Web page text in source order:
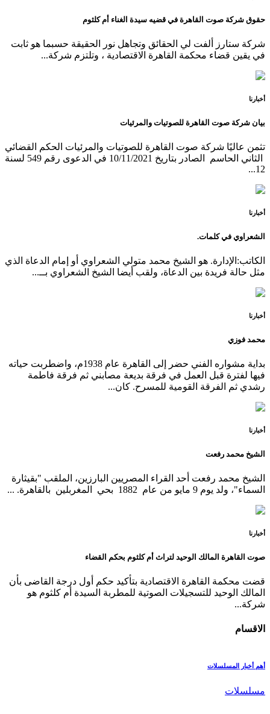
حقوق شركة صوت القاهرة في قضيه سيدة الغناء أم كلثوم
شركة ستارز ألفت لي الحقائق وتجاهل نور الحقيقة حسبما هو ثابت
في يقين قضاء محكمة القاهرة الاقتصادية ، وتلتزم شركة...
أخبارنا
بيان شركة صوت القاهرة للصوتيات والمرئيات
تثمن عاليًا شركة صوت القاهرة للصوتيات والمرئيات الحكم القضائي
الثاني الحاسم الصادر بتاريخ 10/11/2021 في الدعوى رقم 549 لسنة
12...
أخبارنا
الشعراوي في كلمات.
الكاتب:الإدارة. هو الشيخ محمد متولي الشعراوي أو إمام الدعاة الذي
مثل حالة فريدة بين الدعاة، ولقب أيضا الشيخ الشعراوي بــ...
أخبارنا
محمد فوزي
بداية مشواره الفني حضر إلى القاهرة عام 1938م، واضطربت حياته
فيها لفترة قبل العمل في فرقة بديعة مصابني ثم فرقة فاطمة
رشدي ثم الفرقة القومية للمسرح. كان...
أخبارنا
الشيخ محمد رفعت
الشيخ محمد رفعت أحد القراء المصريين البارزين، الملقب "بقيثارة
السماء"، ولد يوم 9 مايو من عام 1882 بحي المغربلين بالقاهرة. ...
أخبارنا
صوت القاهرة المالك الوحيد لتراث أم كلثوم بحكم القضاء
قضت محكمة القاهرة الاقتصادية بتأكيد حكم أول درجة القاضى بأن
المالك الوحيد للتسجيلات الصوتية للمطربة السيدة أم كلثوم هو
شركة...
الاقسام
أهم أخبار المسلسلات
مسلسلات